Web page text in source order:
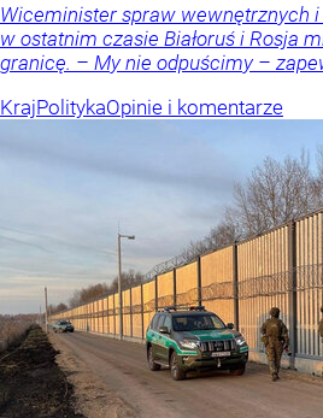
Wiceminister spraw wewnętrznych i
w ostatnim czasie Białoruś i Rosja
granicę. – My nie odpuścimy –
KrajPolitykaOpinie i komentarze